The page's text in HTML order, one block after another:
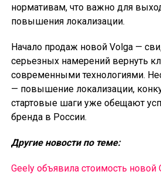
нормативам, что важно для
повышения локализации.
Начало продаж новой Volga —
серьезных намерений вернуть
современными технологиями.
— повышение локализации,
стартовые шаги уже обещают
бренда в России.
Другие новости по теме:
Geely объявила стоимость новой